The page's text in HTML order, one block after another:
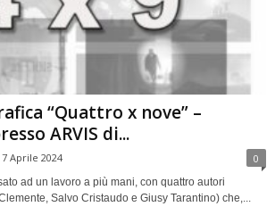
“Quattro x nove” –
ARVIS di...
7 Aprile 2024 0
ad un lavoro a più mani, con quattro autori
Salvo Cristaudo e Giusy Tarantino) che,...